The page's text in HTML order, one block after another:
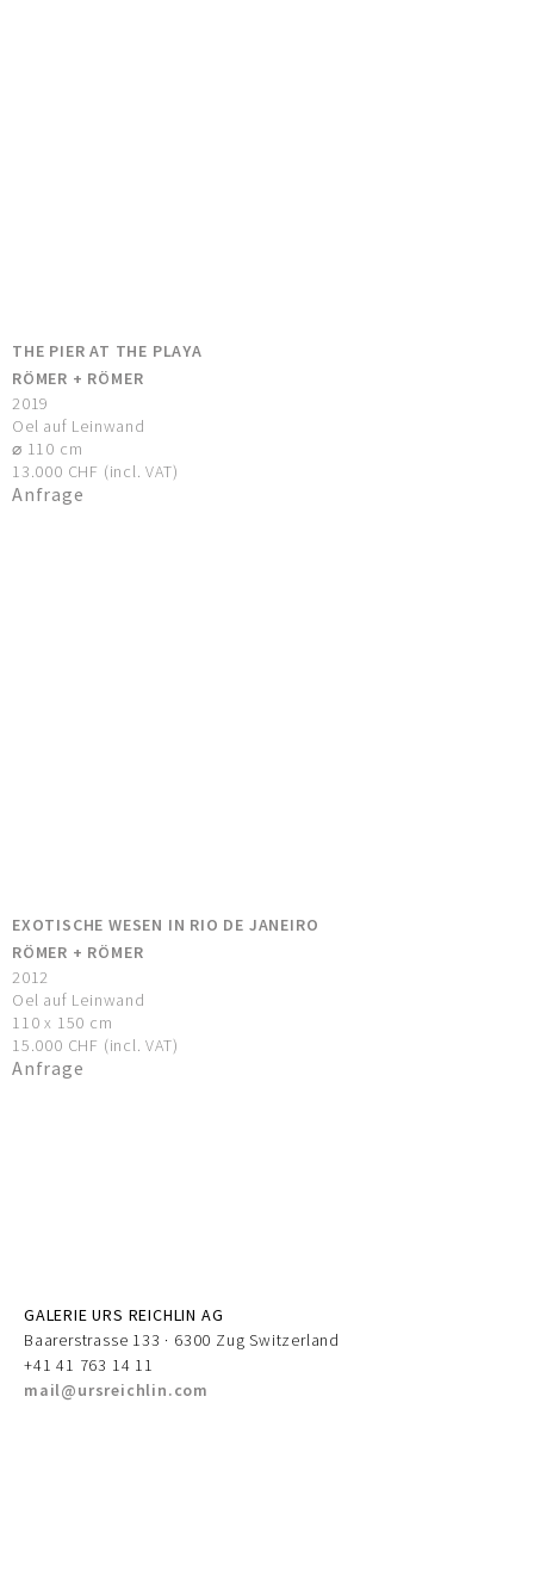
THE PIER AT THE PLAYA
RÖMER + RÖMER
2019
Oel auf Leinwand
⌀ 110 cm
13.000 CHF (incl. VAT)
Anfrage
EXOTISCHE WESEN IN RIO DE JANEIRO
RÖMER + RÖMER
2012
Oel auf Leinwand
110 x 150 cm
15.000 CHF (incl. VAT)
Anfrage
GALERIE URS REICHLIN AG
Baarerstrasse 133 · 6300 Zug Switzerland
+41 41 763 14 11
mail@ursreichlin.com